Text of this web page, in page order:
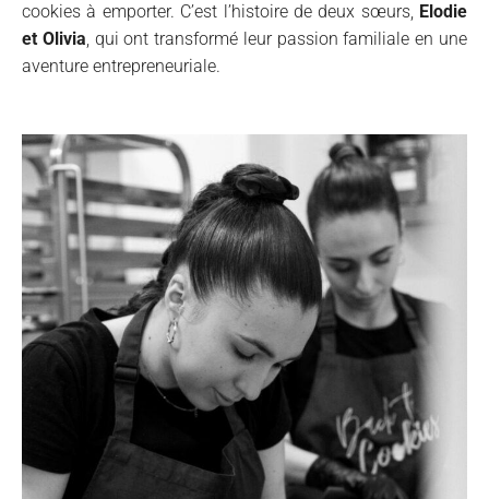
cookies à emporter. C’est l’histoire de deux sœurs, Elodie
et Olivia, qui ont transformé leur passion familiale en une
aventure entrepreneuriale.